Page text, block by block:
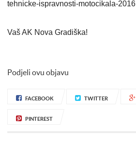
tehnicke-ispravnosti-motocikala-2016
Vaš AK Nova Gradiška!
Podjeli ovu objavu
FACEBOOK TWITTER
PINTEREST